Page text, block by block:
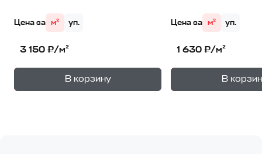
Цена за м² уп.
3 150 ₽/м²
В корзину
1уп.
Цена за м² уп.
1 630 ₽/м²
В 1